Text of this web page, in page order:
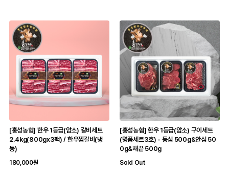
[홍성농협] 한우 1등급(암소) 갈비세트
2.4kg(800gx3팩) / 한우찜갈비(냉
동)
180,000원
[홍성농협] 한우 1등급(암소) 구이세트
(명품세트3호) - 등심 500g&안심 50
0g&채끝 500g
Sold Out